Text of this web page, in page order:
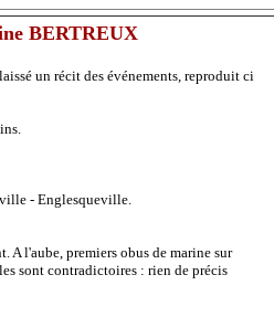
BERTREUX
un récit des événements, reproduit ci
- Englesqueville.
A l'aube, premiers obus de marine sur
sont contradictoires : rien de précis